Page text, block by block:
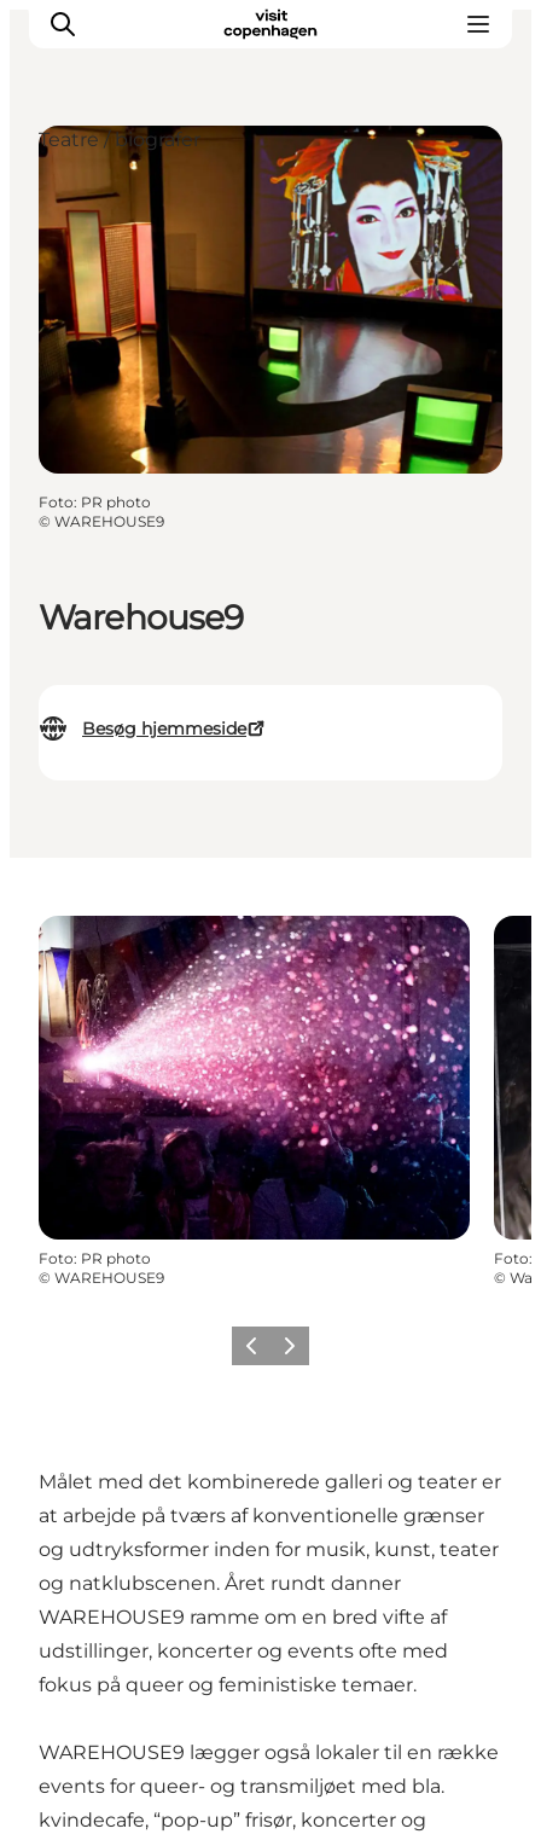
This is Copenhagen
Aktiviteter
Spis & drik
Områder
Planlæg din tur
CopenPay
Copenhagen Card
Warehouse9
Besøg hjemmeside
Teatre / biografer
Foto: PR photo
© WAREHOUSE9
Foto: PR photo
© WAREHOUSE9
Foto:
©
ForrigeNæste
Målet med det kombinerede galleri og teater er
at arbejde på tværs af konventionelle grænser
og udtryksformer inden for musik, kunst, teater
og natklubscenen. Året rundt danner
WAREHOUSE9 ramme om en bred vifte af
udstillinger, koncerter og events ofte med
fokus på queer og feministiske temaer.
WAREHOUSE9 lægger også lokaler til en række
events for queer- og transmiljøet med bla.
kvindecafe, “pop-up” frisør, koncerter og